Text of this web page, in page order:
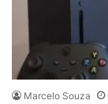
Marcelo Souza